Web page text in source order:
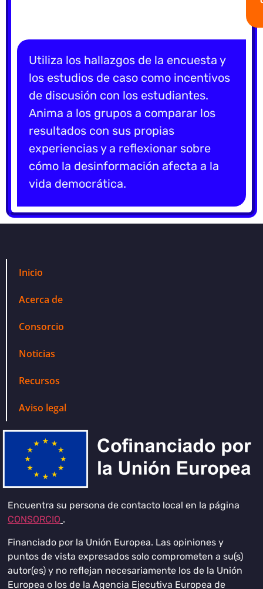
Utiliza los hallazgos de la encuesta y
los estudios de caso como incentivos
de discusión con los estudiantes.
Anima a los grupos a comparar los
resultados con sus propias
experiencias y a reflexionar sobre
cómo la desinformación afecta a la
vida democrática.
Inicio
Acerca de
Consorcio
Noticias
Recursos
Aviso legal
Encuentra su persona de contacto local en la página
CONSORCIO .
Financiado por la Unión Europea. Las opiniones y
puntos de vista expresados solo comprometen a su(s)
autor(es) y no reflejan necesariamente los de la Unión
Europea o los de la Agencia Ejecutiva Europea de